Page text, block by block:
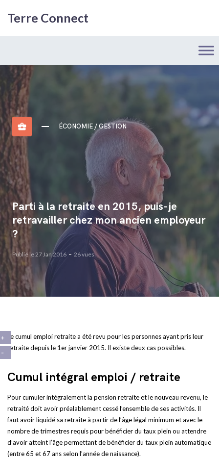
Terre Connect
business_center ÉCONOMIE / GESTION
Parti à la retraite en 2015, puis-je
retravailler chez mon ancien employeur
?
Publié le 27 Jan 2016 26 vues
Le cumul emploi retraite a été revu pour les personnes ayant pris leur
retraite depuis le 1er janvier 2015. Il existe deux cas possibles.
Cumul intégral emploi / retraite
Pour cumuler intégralement la pension retraite et le nouveau revenu, le
retraité doit avoir préalablement cessé l’ensemble de ses activités. Il
faut avoir liquidé sa retraite à partir de l’âge légal minimum et avec le
nombre de trimestres requis pour bénéficier du taux plein ou attendre
d’avoir atteint l’âge permettant de bénéficier du taux plein automatique
(entre 65 et 67 ans selon l’année de naissance).